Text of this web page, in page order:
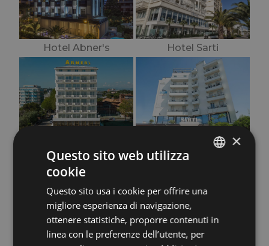
Hotel Abner's Hotel Sarti
Contattaci senza impegno, sapremo stupirti
con proposte esclusive!
Maximilian’s Hotels, Accoglienza
con Stile.
ENGLISH
GERMAN
×
Questo sito web utilizza
cookie
Questo sito usa i cookie per offrire una
migliore esperienza di navigazione,
ottenere statistiche, proporre contenuti in
linea con le preferenze dell’utente, per